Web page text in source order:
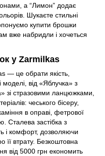
а “Лимон” додає
Шукаєте стильні
купити брошки
вже набридли і хочеться
у Zarmilkas
— це обрати якість,
моделі, від «Яблучка» з
зі стразовими ланцюжками,
чеського бісеру,
в оправі, фетрової
Сталева застібка з
і комфорт, дозволяючи
її втрату. Безкоштовна
від 5000 грн економить